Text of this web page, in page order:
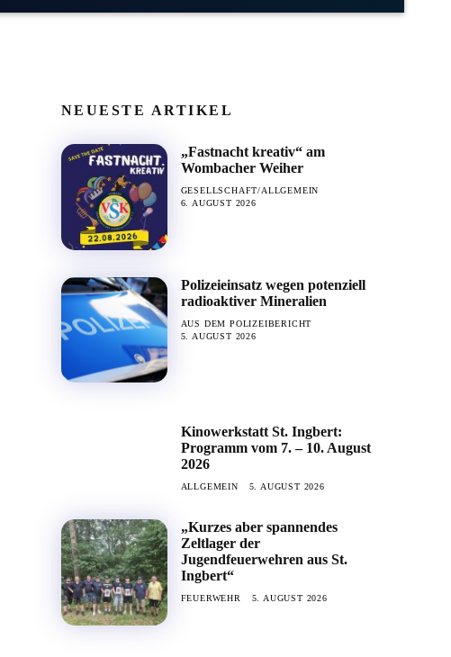
NEUESTE ARTIKEL
„Fastnacht kreativ“ am
Wombacher Weiher
GESELLSCHAFT/ALLGEMEIN
6. AUGUST 2026
Polizeieinsatz wegen potenziell
radioaktiver Mineralien
AUS DEM POLIZEIBERICHT
5. AUGUST 2026
Kinowerkstatt St. Ingbert:
Programm vom 7. – 10. August
2026
ALLGEMEIN 5. AUGUST 2026
„Kurzes aber spannendes
Zeltlager der
Jugendfeuerwehren aus St.
Ingbert“
FEUERWEHR 5. AUGUST 2026